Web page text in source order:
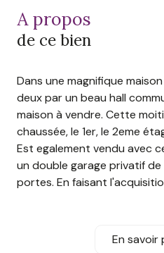
a propos
de ce bien
Dans une magnifique
deux par un beau hall
maison à vendre. Cette
chaussée, le 1er, le 2eme
Est egalement vendu avec
un double garage privatif
portes. En faisant
Vous partagerez en plus un
la maison ainsi q'un jardin.
En savoir